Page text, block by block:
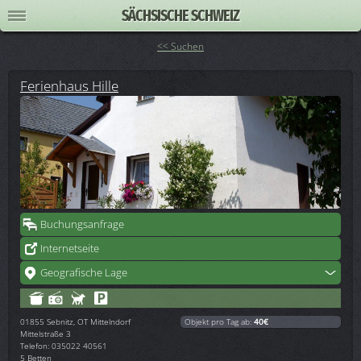
SÄCHSISCHE SCHWEIZ
<< Suchen
Ferienhaus Hille
Buchungsanfrage
Internetseite
Geografische Lage
01855 Sebnitz, OT Mittelndorf
Mittelstraße 3
Telefon: 035022 40561
5 Betten
Objekt pro Tag ab: 40€